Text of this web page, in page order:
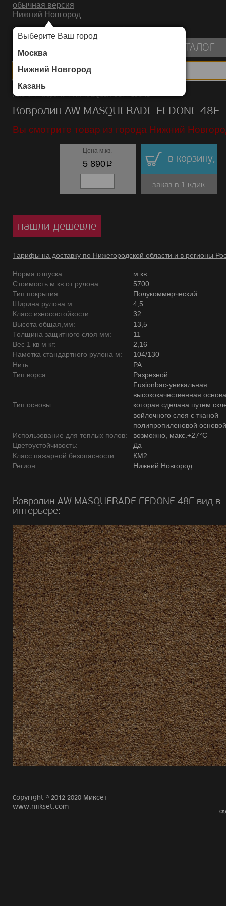
обычная версия
Нижний Новгород
Выберите Ваш город
Москва
Нижний Новгород
Казань
ИНТЕРНЕТ-МАГАЗИН НАПОЛЬНЫХ ПОКРЫТИЙ
КАТАЛОГ
Каталог/Ковролин/AW MASQUERADE/FEDONE
Ковролин AW MASQUERADE FEDONE 48F
Вы смотрите товар из города Нижний
Цена м.кв.
5 890p в корзину,
заказ в 1 клик
нашли дешевле
Тарифы на доставку по Нижегородской области и в регионы
Норма отпуска:
м.кв.
Стоимость м кв от рулона:
5700
Тип покрытия:
Полукоммерческий
Ширина рулона м:
4;5
Класс износостойкости:
32
Высота общая,мм:
13,5
Толщина защитного слоя мм:
11
Вес 1 кв м кг:
2,16
Намотка стандартного рулона м:
104/130
Нить:
PA
Тип ворса:
Разрезной
Тип основы:
Fusionbac-уникальная
высококачественная основа
которая сделана путем
войлочного слоя с тканой
полипропиленовой
Использование для теплых полов:
возможно, макс.+27°С
Цветоустойчивость:
Да
Класс пажарной безопасности:
КМ2
Регион:
Нижний Новгород
Ковролин AW MASQUERADE FEDONE 48F вид в
интерьере:
Copyright © 2012-2020 Миксет
www.mikset.com